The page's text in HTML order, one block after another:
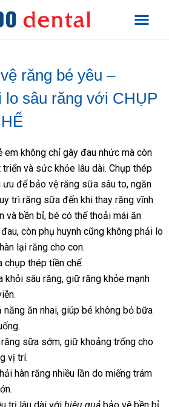
răng bé yêu –
lo sâu răng với CHỤP
em không chỉ gây đau nhức mà còn
và sức khỏe lâu dài. Chụp thép
ưu để bảo vệ răng sữa sâu to, ngăn
trì răng sữa đến khi thay răng vĩnh
và bền bỉ, bé có thể thoải mái ăn
còn phụ huynh cũng không phải lo
lại răng cho con.
chụp thép tiền chế:
khỏi sâu răng, giữ răng khỏe mạnh
năng ăn nhai, giúp bé không bỏ bữa
sữa sớm, giữ khoảng trống cho
vị trí.⁣
hàn răng nhiều lần do miếng trám